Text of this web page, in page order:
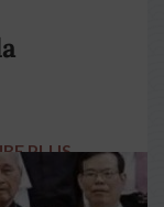
PLUS →